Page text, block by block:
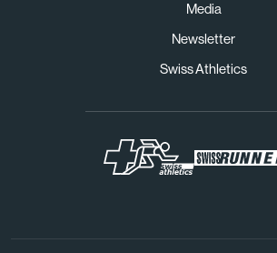
Media
Newsletter
Swiss Athletics